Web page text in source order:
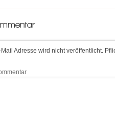
Mail Adresse wird nicht veröffentlicht.